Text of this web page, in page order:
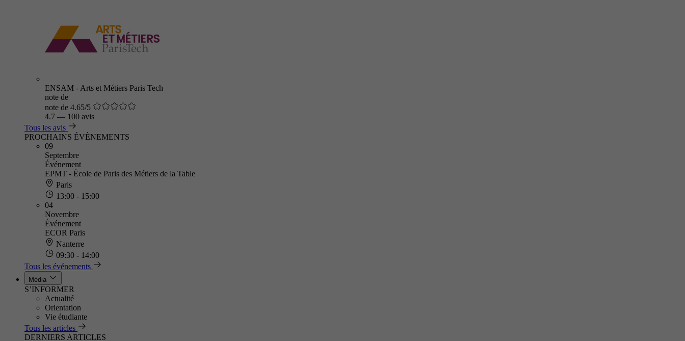
ENSAM - Arts et Métiers Paris Tech
note de
note de 4.65/5
4.7 — 100 avis
Tous les avis
PROCHAINS ÉVÈNEMENTS
09
Septembre
Événement
EPMT - École de Paris des Métiers de la Table
Paris
13:00 - 15:00
04
Novembre
Événement
ECOR Paris
Nanterre
09:30 - 14:00
Tous les événements
Média
S’INFORMER
Actualité
Orientation
Vie étudiante
Tous les articles
DERNIERS ARTICLES